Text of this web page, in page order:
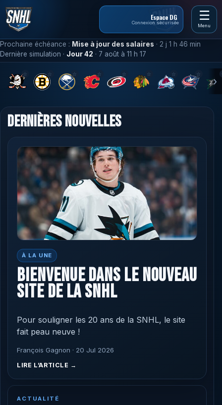
Espace DG
Connexion sécurisée
Menu
Prochaine échéance : Mise à jour des salaires · 2 j 1 h 46 min
Dernière simulation · Jour 42 · 7 août à 11 h 17
☆ ☆ ☆ ☆ ☆ ☆ ☆ ☆
DERNIÈRES NOUVELLES
À LA UNE
BIENVENUE DANS LE NOUVEAU
SITE DE LA SNHL
Pour souligner les 20 ans de la SNHL, le site
fait peau neuve !
François Gagnon · 20 Jul 2026
LIRE L’ARTICLE →
ACTUALITÉ